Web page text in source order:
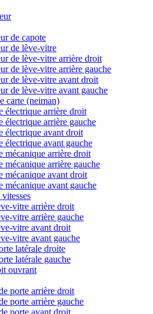
de capote
de lève-vitre
de lève-vitre arrière droit
de lève-vitre arrière gauche
de lève-vitre avant droit
de lève-vitre avant gauche
carte (neiman)
électrique arrière droit
électrique arrière gauche
électrique avant droit
électrique avant gauche
mécanique arrière droit
mécanique arrière gauche
mécanique avant droit
mécanique avant gauche
vitre arrière droit
vitre arrière gauche
vitre avant droit
vitre avant gauche
latérale droite
latérale gauche
ouvrant
porte arrière droit
porte arrière gauche
porte avant droit